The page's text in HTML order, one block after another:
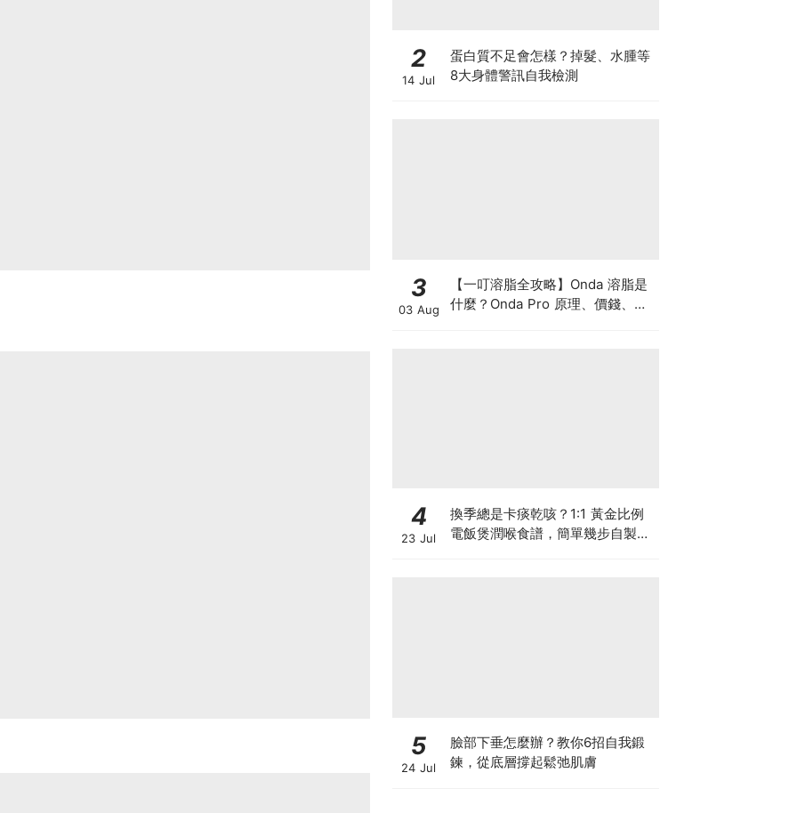
2
14 Jul
蛋白質不足會怎樣？掉髮、水腫等
8大身體警訊自我檢測
3
03 Aug
【一叮溶脂全攻略】Onda 溶脂是
什麼？Onda Pro 原理、價錢、次
4
23 Jul
換季總是卡痰乾咳？1:1 黃金比例
電飯煲潤喉食譜，簡單幾步自製天
5
24 Jul
臉部下垂怎麼辦？教你6招自我鍛
鍊，從底層撐起鬆弛肌膚